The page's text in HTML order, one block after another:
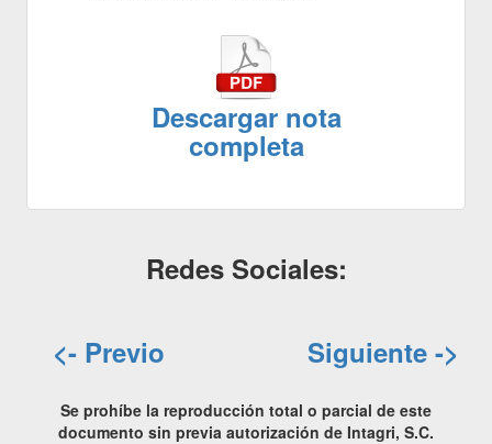
Descargar nota
completa
Redes Sociales:
<- Previo Siguiente ->
Se prohíbe la reproducción total o parcial de este
documento sin previa autorización de Intagri, S.C.